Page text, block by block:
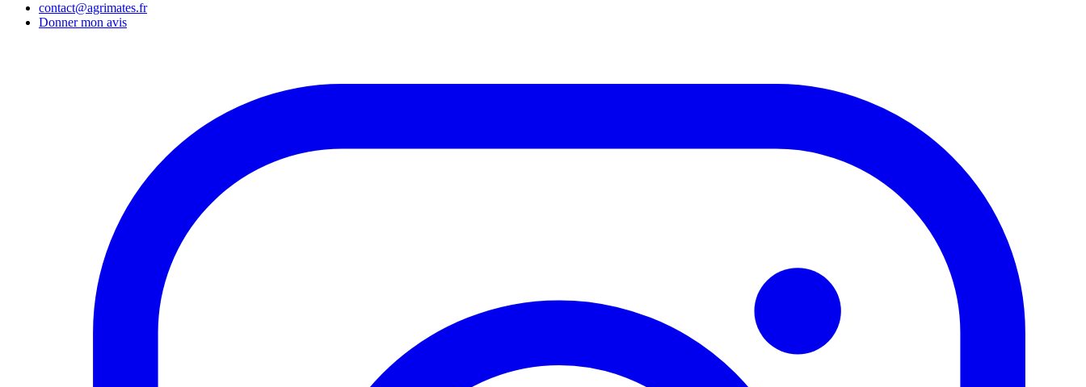
contact@agrimates.fr
Donner mon avis